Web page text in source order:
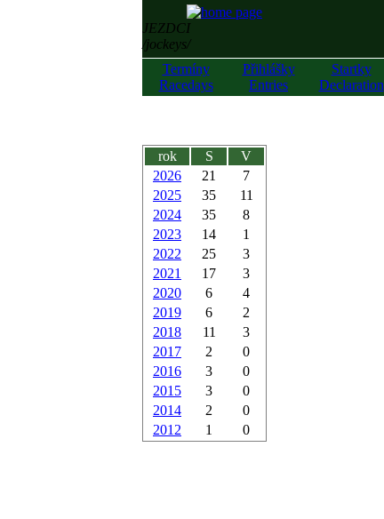
JEZDCI
/jockeys/
Termíny
Racedays
Přihlášky
Entries
Startky
Declaration
rok S
V
2026
21
7
2025
35
11
2024
35
8
2023
14
1
2022
25
3
2021
17
3
2020
6
4
2019
6
2
2018
11
3
2017
2
0
2016
3
0
2015
3
0
2014
2
0
2012
1 0